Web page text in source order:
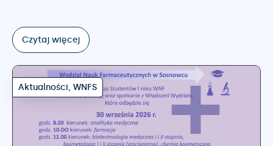
Czytaj więcej
Aktualności, WNFS